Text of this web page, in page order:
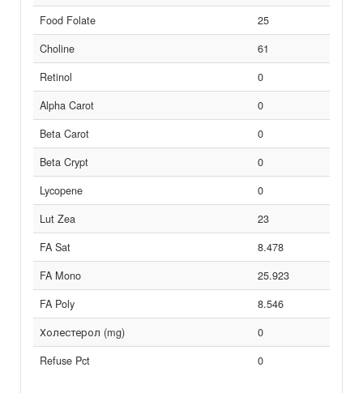
Food Folate
25
Choline
61
Retinol
0
Alpha Carot
0
Beta Carot
0
Beta Crypt
0
Lycopene
0
Lut Zea
23
FA Sat
8.478
FA Mono
25.923
FA Poly
8.546
Холестерол (mg)
0
Refuse Pct
0